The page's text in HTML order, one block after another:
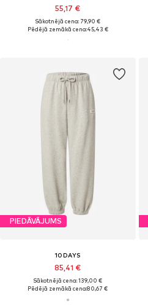
55,17 €
Sākotnējā cena: 79,90 €
Pēdējā zemākā cena:45,43 €
PIEDĀVĀJUMS
10DAYS
85,41 €
Sākotnējā cena: 139,00 €
Pēdējā zemākā cena:80,67 €